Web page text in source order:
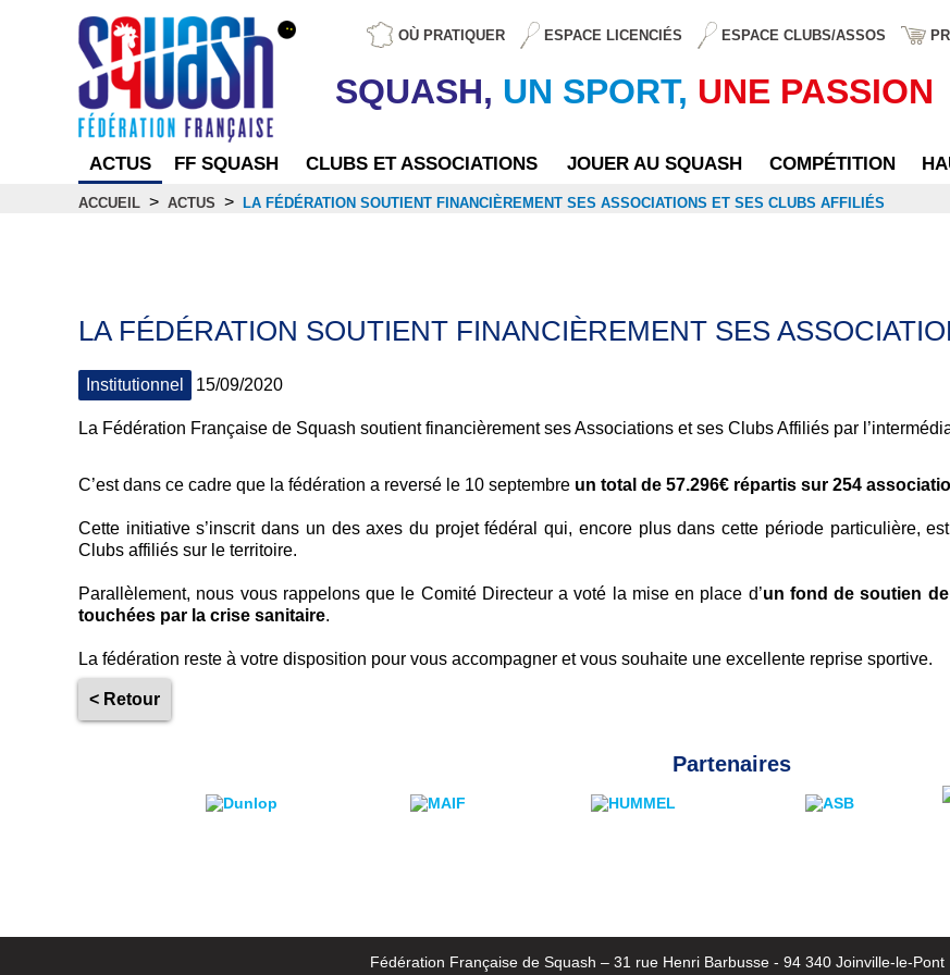
OÙ PRATIQUER ESPACE LICENCIÉS ESPACE CLUBS/ASSOS
SQUASH, UN SPORT, UNE PASSION
ACTUS FF SQUASH CLUBS ET ASSOCIATIONS JOUER AU SQUASH COMPÉTITION
ACCUEIL > ACTUS > LA FÉDÉRATION SOUTIENT FINANCIÈREMENT SES ASSOCIATIONS ET SES CLUBS AFFILIÉS
LA FÉDÉRATION SOUTIENT FINANCIÈREMENT SES
Institutionnel 15/09/2020
La Fédération Française de Squash soutient financièrement ses Associations et ses Clubs Affiliés par
C’est dans ce cadre que la fédération a reversé le 10 septembre un total de 57.296€ répartis sur 254
Cette initiative s’inscrit dans un des axes du projet fédéral qui, encore plus dans cette période particulière,
Clubs affiliés sur le territoire.
Parallèlement, nous vous rappelons que le Comité Directeur a voté la miseen place d’un fond de soutien
touchées par la crise sanitaire.
La fédération reste à votre disposition pour vous accompagner et vous souhaite une excellente reprise sportive.
< Retour
Partenaires
Fédération Française de Squash – 31 rue Henri Barbusse - 94 340 Joinville-le-Pont